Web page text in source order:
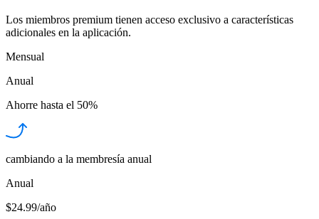
Los miembros premium tienen acceso exclusivo a características
adicionales en la aplicación.
Mensual
Anual
Ahorre hasta el 50%
cambiando a la membresía anual
Anual
$24.99/año